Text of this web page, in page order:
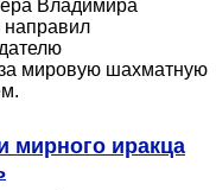
Владимира
направил
за мировую шахматную
мирного иракца